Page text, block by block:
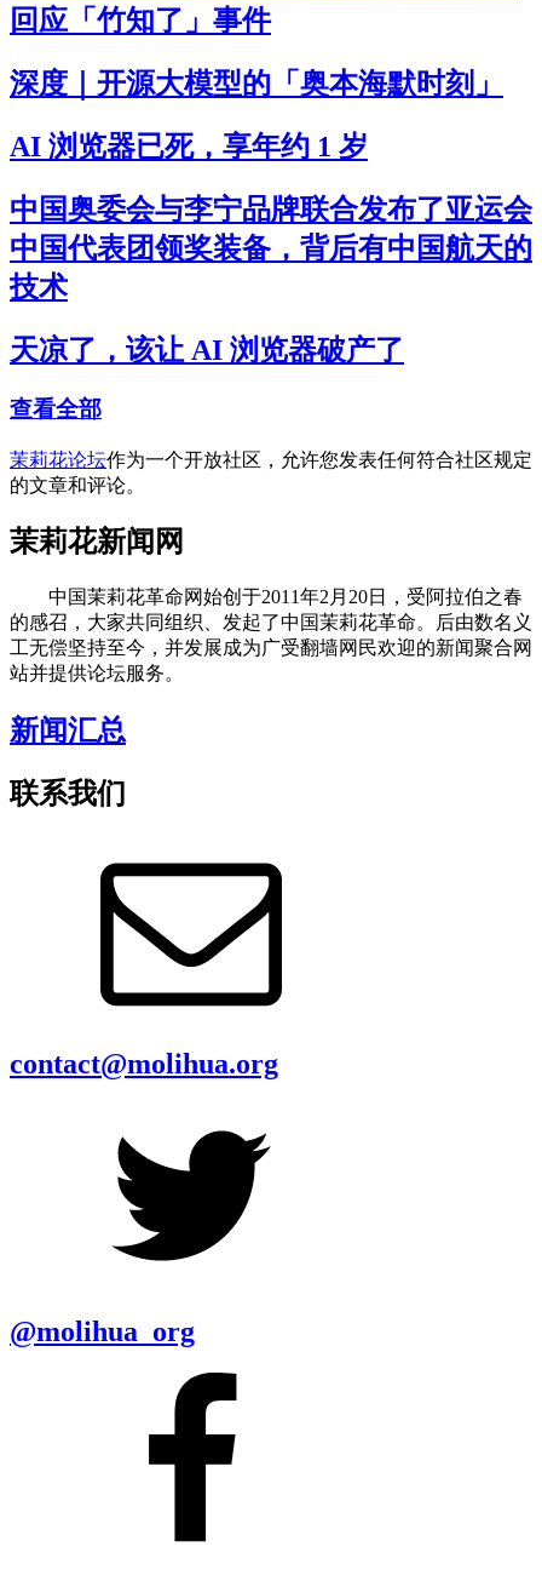
回应「竹知了」事件
深度｜开源大模型的「奥本海默时刻」
AI 浏览器已死，享年约 1 岁
中国奥委会与李宁品牌联合发布了亚运会
中国代表团领奖装备，背后有中国航天的
技术
天凉了，该让 AI 浏览器破产了
查看全部
茉莉花论坛作为一个开放社区，允许您发表任何符合社区规定
的文章和评论。
茉莉花新闻网
中国茉莉花革命网始创于2011年2月20日，受阿拉伯之春
的感召，大家共同组织、发起了中国茉莉花革命。后由数名义
工无偿坚持至今，并发展成为广受翻墙网民欢迎的新闻聚合网
站并提供论坛服务。
新闻汇总
联系我们
contact@molihua.org
@molihua_org